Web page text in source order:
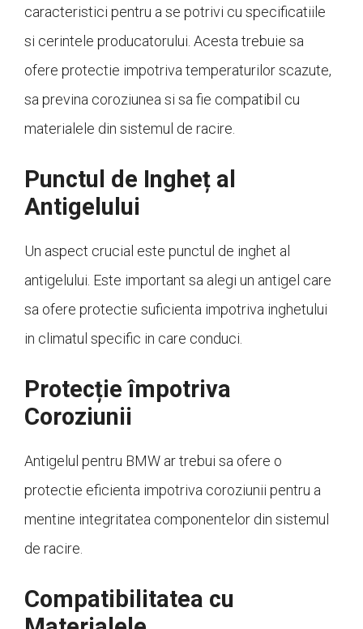
caracteristici pentru a se potrivi cu specificatiile
si cerintele producatorului. Acesta trebuie sa
ofere protectie impotriva temperaturilor scazute,
sa previna coroziunea si sa fie compatibil cu
materialele din sistemul de racire.
Punctul de Ingheț al
Antigelului
Un aspect crucial este punctul de inghet al
antigelului. Este important sa alegi un antigel care
sa ofere protectie suficienta impotriva inghetului
in climatul specific in care conduci.
Protecție împotriva
Coroziunii
Antigelul pentru BMW ar trebui sa ofere o
protectie eficienta impotriva coroziunii pentru a
mentine integritatea componentelor din sistemul
de racire.
Compatibilitatea cu